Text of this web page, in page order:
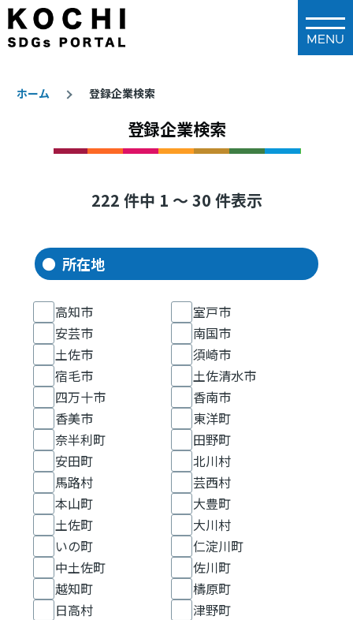
メインコンテンツに移動
ホーム 登録企業検索
登録企業検索
222 件中 1 ～ 30 件表示
所在地
高知市
室戸市
安芸市
南国市
土佐市
須崎市
宿毛市
土佐清水市
四万十市
香南市
香美市
東洋町
奈半利町
田野町
安田町
北川村
馬路村
芸西村
本山町
大豊町
土佐町
大川村
いの町
仁淀川町
中土佐町
佐川町
越知町
檮原町
日高村
津野町